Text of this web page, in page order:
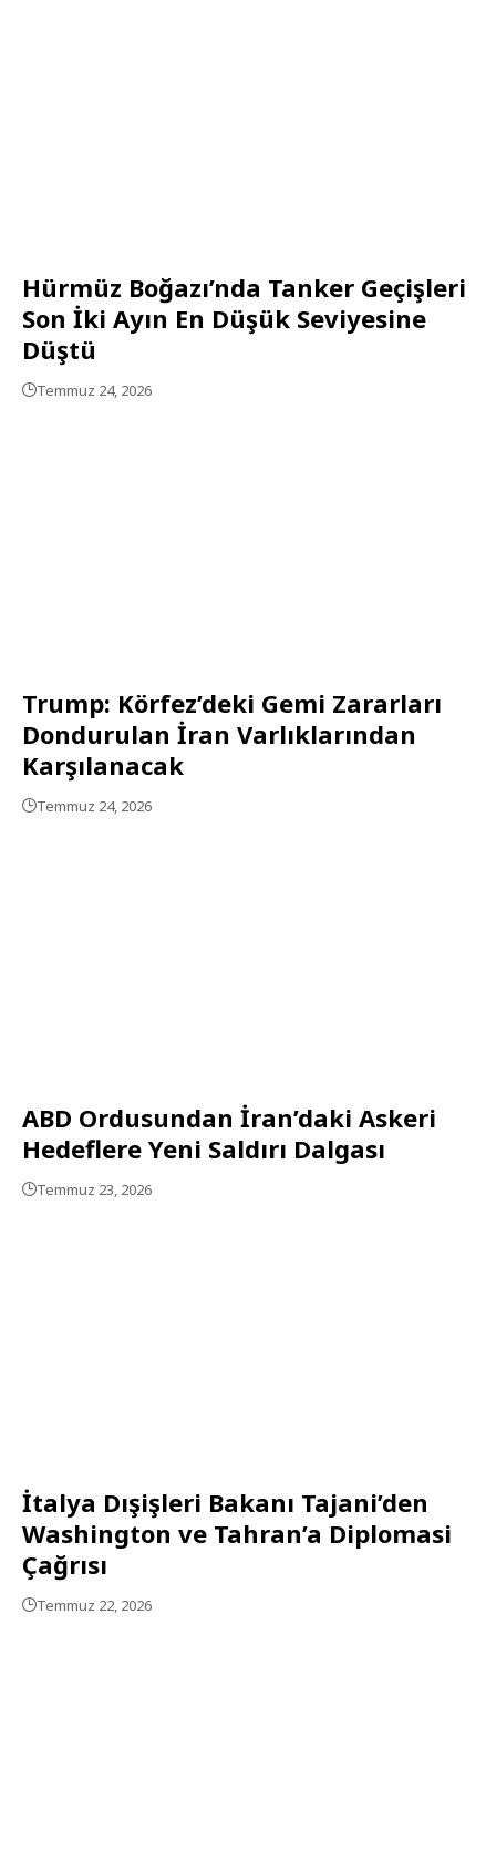
Hürmüz Boğazı’nda Tanker Geçişleri
Son İki Ayın En Düşük Seviyesine
Düştü
Temmuz 24, 2026
Trump: Körfez’deki Gemi Zararları
Dondurulan İran Varlıklarından
Karşılanacak
Temmuz 24, 2026
ABD Ordusundan İran’daki Askeri
Hedeflere Yeni Saldırı Dalgası
Temmuz 23, 2026
İtalya Dışişleri Bakanı Tajani’den
Washington ve Tahran’a Diplomasi
Çağrısı
Temmuz 22, 2026